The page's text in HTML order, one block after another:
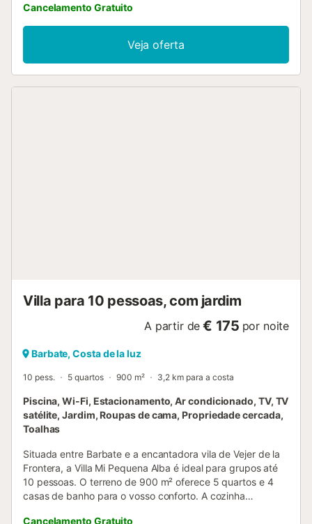
Cancelamento Gratuito
Veja oferta
Villa para 10 pessoas, com jardim
A partir de € 175 por noite
Barbate, Costa de la luz
10 pess. 5 quartos 900 m² 3,2 km para a costa
Piscina, Wi-Fi, Estacionamento, Ar condicionado, TV, TV
satélite, Jardim, Roupas de cama, Propriedade cercada,
Toalhas
Situada entre Barbate e a encantadora vila de Vejer de la
Frontera, a Villa Mi Pequena Alba é ideal para grupos até
10 pessoas. O terreno de 900 m² oferece 5 quartos e 4
casas de banho para o vosso conforto. A cozinha
Cancelamento Gratuito